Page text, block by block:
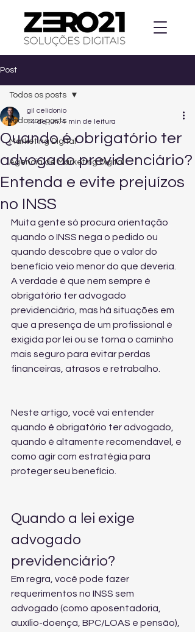
Post
Todos os posts
Marketing Digital
Agencia de Marketing Digital
Todos os posts
Quando é obrigatório ter
advogado previdenciário?
Entenda e evite prejuízos
no INSS
gil celidonio
14 de jun. 4 min de leitura
Muita gente só procura orientação
quando o INSS nega o pedido ou
quando descobre que o valor do
benefício veio menor do que deveria.
A verdade é que nem sempre é
obrigatório ter advogado
previdenciário, mas há situações em
que a presença de um profissional é
exigida por lei ou se torna o caminho
mais seguro para evitar perdas
financeiras, atrasos e retrabalho.
Neste artigo, você vai entender
quando é obrigatório ter advogado,
quando é altamente recomendável, e
como agir com estratégia para
proteger seu benefício.
Quando a lei exige
advogado
previdenciário?
Em regra, você pode fazer
requerimentos no INSS sem
advogado (como aposentadoria,
auxílio-doença, BPC/LOAS e pensão),